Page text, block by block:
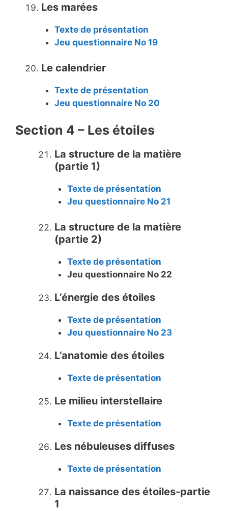
Les marées
Texte de présentation
Jeu questionnaire No 19
Le calendrier
Texte de présentation
Jeu questionnaire No 20
Section 4 – Les étoiles
La structure de la matière
(partie 1)
Texte de présentation
Jeu questionnaire No 21
La structure de la matière
(partie 2)
Texte de présentation
Jeu questionnaire No 22
L’énergie des étoiles
Texte de présentation
Jeu questionnaire No 23
L’anatomie des étoiles
Texte de présentation
Le milieu interstellaire
Texte de présentation
Les nébuleuses diffuses
Texte de présentation
La naissance des étoiles-partie
1